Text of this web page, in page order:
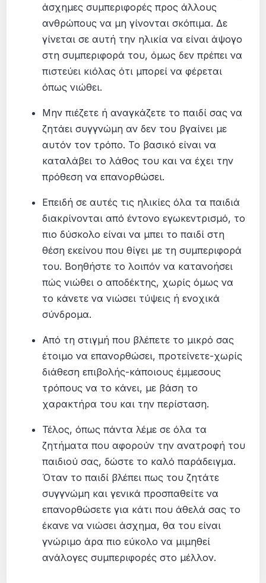
άσχημες συμπεριφορές προς άλλους
ανθρώπους να μη γίνονται σκόπιμα. Δε
γίνεται σε αυτή την ηλικία να είναι άψογο
στη συμπεριφορά του, όμως δεν πρέπει να
πιστεύει κιόλας ότι μπορεί να φέρεται
όπως νιώθει.
Μην πιέζετε ή αναγκάζετε το παιδί σας να
ζητάει συγγνώμη αν δεν του βγαίνει με
αυτόν τον τρόπο. Το βασικό είναι να
καταλάβει το λάθος του και να έχει την
πρόθεση να επανορθώσει.
Επειδή σε αυτές τις ηλικίες όλα τα παιδιά
διακρίνονται από έντονο εγωκεντρισμό, το
πιο δύσκολο είναι να μπει το παιδί στη
θέση εκείνου που θίγει με τη συμπεριφορά
του. Βοηθήστε το λοιπόν να κατανοήσει
πώς νιώθει ο αποδέκτης, χωρίς όμως να
το κάνετε να νιώσει τύψεις ή ενοχικά
σύνδρομα.
Από τη στιγμή που βλέπετε το μικρό σας
έτοιμο να επανορθώσει, προτείνετε-χωρίς
διάθεση επιβολής-κάποιους έμμεσους
τρόπους να το κάνει, με βάση το
χαρακτήρα του και την περίσταση.
Τέλος, όπως πάντα λέμε σε όλα τα
ζητήματα που αφορούν την ανατροφή του
παιδιού σας, δώστε το καλό παράδειγμα.
Όταν το παιδί βλέπει πως του ζητάτε
συγγνώμη και γενικά προσπαθείτε να
επανορθώσετε για κάτι που άθελά σας το
έκανε να νιώσει άσχημα, θα του είναι
γνώριμο άρα πιο εύκολο να μιμηθεί
ανάλογες συμπεριφορές στο μέλλον.